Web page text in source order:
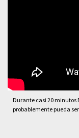
Durante casi 20 minutos
probablemente pueda